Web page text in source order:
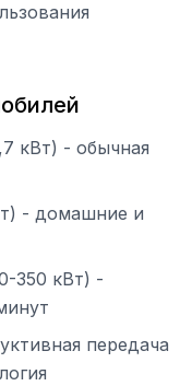
кВт) - обычная
- домашние и
350 кВт) -
передача